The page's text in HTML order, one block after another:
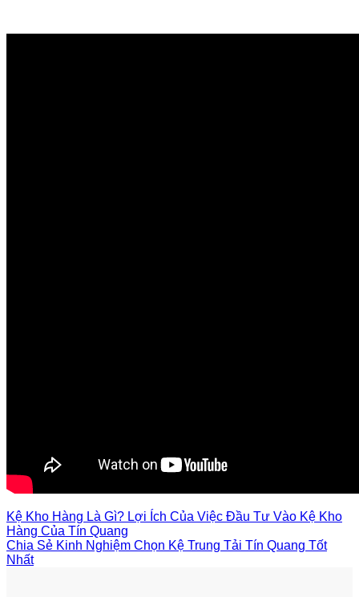
Kệ Kho Hàng Là Gì? Lợi Ích Của Việc Đầu Tư Vào Kệ Kho
Hàng Của Tín Quang
Chia Sẻ Kinh Nghiệm Chọn Kệ Trung Tải Tín Quang Tốt
Nhất